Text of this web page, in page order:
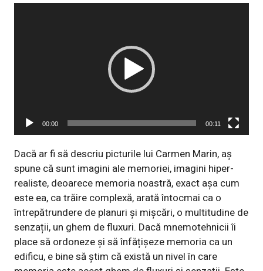
00:00 00:11
Dacă ar fi să descriu picturile lui Carmen Marin, aș
spune că sunt imagini ale memoriei, imagini hiper-
realiste, deoarece memoria noastră, exact așa cum
este ea, ca trăire complexă, arată întocmai ca o
întrepătrundere de planuri și mișcări, o multitudine de
senzații, un ghem de fluxuri. Dacă mnemotehnicii îi
place să ordoneze și să înfățișeze memoria ca un
edificu, e bine să știm că există un nivel în care